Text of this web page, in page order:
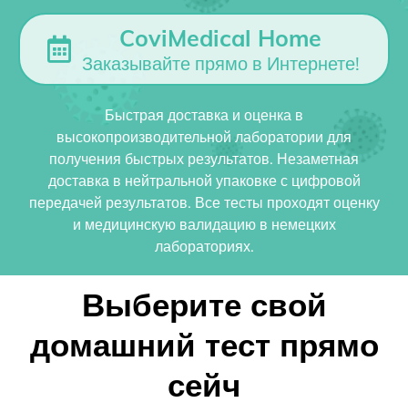
CoviMedical Home
Заказывайте прямо в Интернете!
Быстрая доставка и оценка в
высокопроизводительной лаборатории для
получения быстрых результатов. Незаметная
доставка в нейтральной упаковке с цифровой
передачей результатов. Все тесты проходят оценку
и медицинскую валидацию в немецких
лабораториях.
Выберите свой
домашний тест прямо
сейч